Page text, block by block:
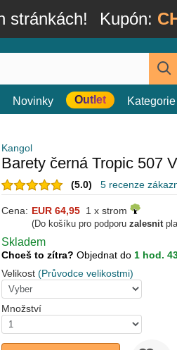
stránkách! Kupón:
Novinky Outlet Kategorie
Kangol
Barety černá Tropic 507
(5.0) 5 recenze
Cena: EUR 64,95 1 x strom
(Do košíku pro podporu zalesnit
Skladem
Chceš to zítra? Objednat do 1 hod.
Velikost (Průvodce velikostmi)
Množství